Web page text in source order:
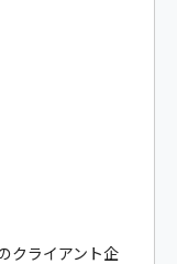
クライアント企